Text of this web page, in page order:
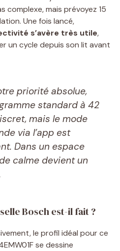
complexe, mais prévoyez 15
Une fois lancé,
s’avère très utile,
un cycle depuis son lit avant
priorité absolue,
standard à 42
mais le mode
via l’app est
Dans un espace
calme devient un
Bosch est-il fait ?
le profil idéal pour ce
se dessine